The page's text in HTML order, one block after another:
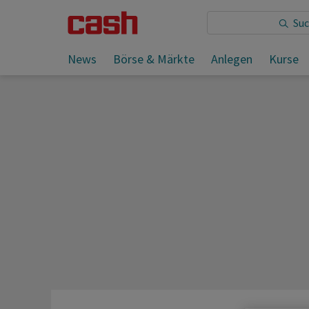
News Börse & Märkte Anlegen Kurse
Sie lesen: